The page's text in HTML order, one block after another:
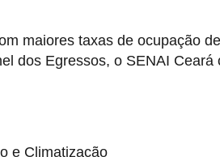
maiores taxas de ocupação
dos Egressos, o SENAI Ceará
e Climatização